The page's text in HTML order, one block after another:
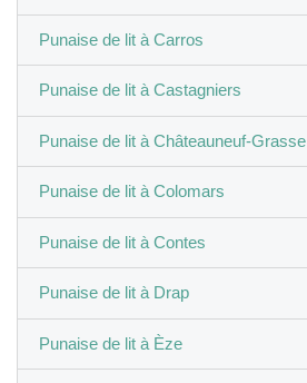
Punaise de lit à Carros
Punaise de lit à Castagniers
Punaise de lit à Châteauneuf-Grasse
Punaise de lit à Colomars
Punaise de lit à Contes
Punaise de lit à Drap
Punaise de lit à Èze